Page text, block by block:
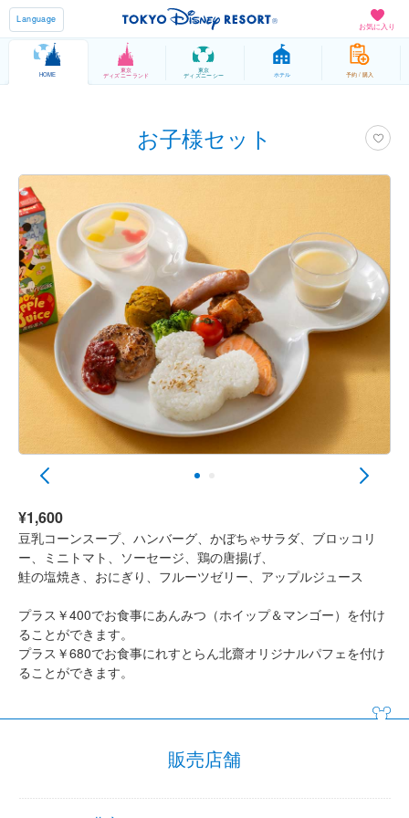
お気に入り
Language
HOME
東京
ディズニーランド
東京
ディズニーシー ホテル 予約 / 購入
お子様セット
¥1,600
豆乳コーンスープ、ハンバーグ、かぼちゃサラダ、ブロッコリ
ー、ミニトマト、ソーセージ、鶏の唐揚げ、
鮭の塩焼き、おにぎり、フルーツゼリー、アップルジュース
プラス￥400でお食事にあんみつ（ホイップ＆マンゴー）を付け
ることができます。
プラス￥680でお食事にれすとらん北齋オリジナルパフェを付け
ることができます。
販売店舗